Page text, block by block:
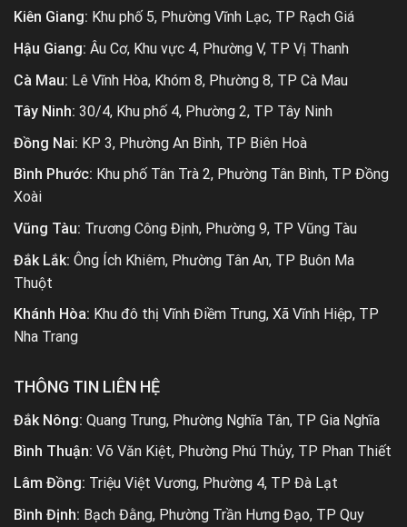
Kiên Giang: Khu phố 5, Phường Vĩnh Lạc, TP Rạch Giá
Hậu Giang: Âu Cơ, Khu vực 4, Phường V, TP Vị Thanh
Cà Mau: Lê Vĩnh Hòa, Khóm 8, Phường 8, TP Cà Mau
Tây Ninh: 30/4, Khu phố 4, Phường 2, TP Tây Ninh
Đồng Nai: KP 3, Phường An Bình, TP Biên Hoà
Bình Phước: Khu phố Tân Trà 2, Phường Tân Bình, TP Đồng
Xoài
Vũng Tàu: Trương Công Định, Phường 9, TP Vũng Tàu
Đắk Lắk: Ông Ích Khiêm, Phường Tân An, TP Buôn Ma
Thuột
Khánh Hòa: Khu đô thị Vĩnh Điềm Trung, Xã Vĩnh Hiệp, TP
Nha Trang
THÔNG TIN LIÊN HỆ
Đắk Nông: Quang Trung, Phường Nghĩa Tân, TP Gia Nghĩa
Bình Thuận: Võ Văn Kiệt, Phường Phú Thủy, TP Phan Thiết
Lâm Đồng: Triệu Việt Vương, Phường 4, TP Đà Lạt
Bình Định: Bạch Đằng, Phường Trần Hưng Đạo, TP Quy